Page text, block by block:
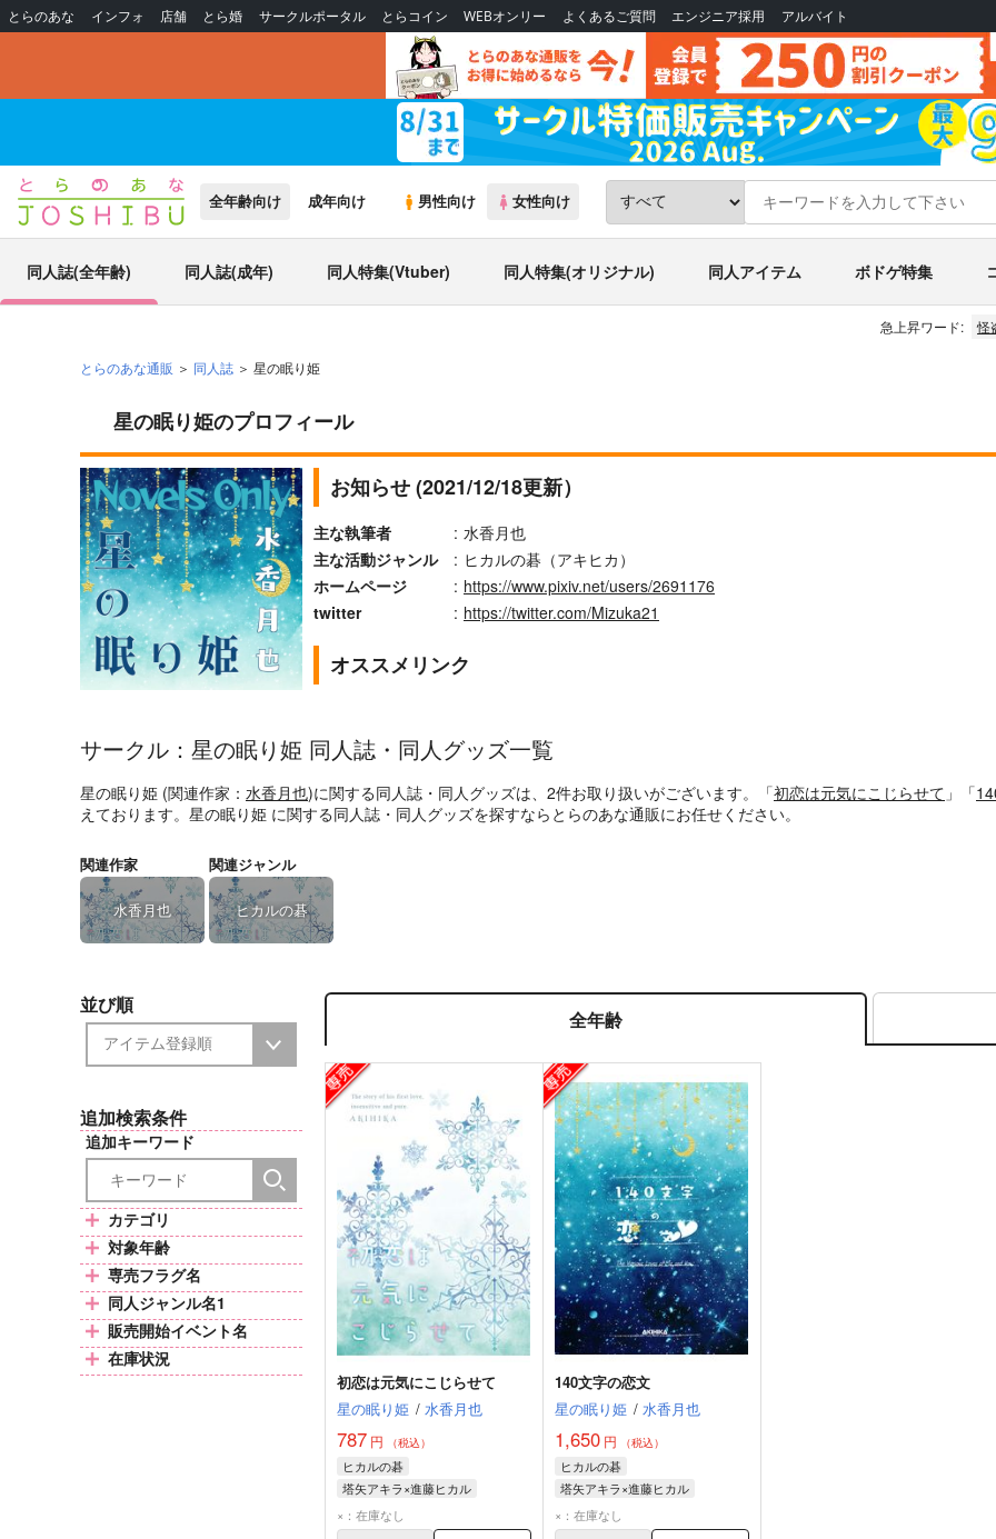
とらのあな インフォ 店舗 とら婚 サークルポータル とらコイン WEBオンリー よくあるご質問 エンジニア採用 アルバイト
全年齢向け 成年向け 男性向け 女性向け
同人誌(全年齢) 同人誌(成年) 同人特集(Vtuber) 同人特集(オリジナル) 同人アイテム ボドゲ特集
急上昇ワード: 怪
とらのあな通販 同人誌 星の眠り姫
星の眠り姫のプロフィール
お知らせ (2021/12/18更新）
主な執筆者 : 水香月也
主な活動ジャンル
: ヒカルの碁（アキヒカ）
ホームページ
: https://www.pixiv.net/users/2691176
twitter
: https://twitter.com/Mizuka21
オススメリンク
サークル：星の眠り姫 同人誌・同人グッズ一覧
星の眠り姫 (関連作家： 水香月也)に関する同人誌・同人グッズは、2件お取り扱いがございます。「初恋は元気にこじらせて 」「
えております。星の眠り姫 に関する同人誌・同人グッズを探すならとらのあな通販にお任せください。
関連作家
水香月也
関連ジャンル
ヒカルの碁
並び順
追加検索条件
追加キーワード
カテゴリ
対象年齢
専売フラグ名
同人ジャンル名1
販売開始イベント名
在庫状況
全年齢
初恋は元気にこじらせて
星の眠り姫 / 水香月也
787 円 （税込）
ヒカルの碁
塔矢アキラ×進藤ヒカル
塔矢アキラ
×：在庫なし
140文字の恋文
星の眠り姫 / 水香月也
1,650円 （税込）
ヒカルの碁
塔矢アキラ×進藤ヒカル
塔矢アキラ
×：在庫なし